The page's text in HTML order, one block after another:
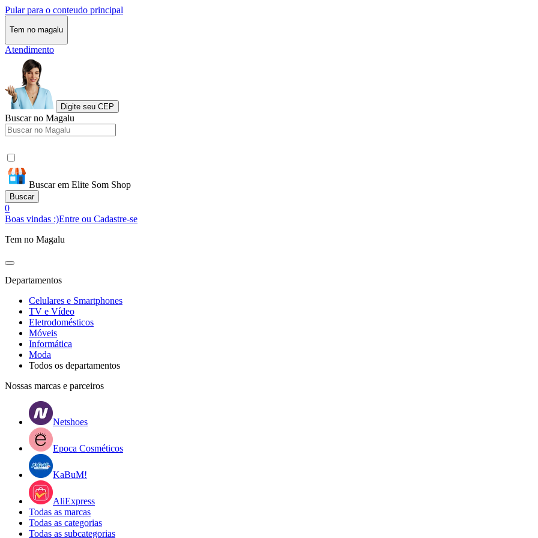
Pular para o conteudo principal
Tem no magalu
Atendimento
Digite seu CEP
Buscar no Magalu
Buscar em Elite Som Shop
Buscar
0
Boas vindas :)Entre ou Cadastre-se
Tem no Magalu
Departamentos
Celulares e Smartphones
TV e Vídeo
Eletrodomésticos
Móveis
Informática
Moda
Todos os departamentos
Nossas marcas e parceiros
Netshoes
Epoca Cosméticos
KaBuM!
AliExpress
Todas as marcas
Todas as categorias
Todas as subcategorias